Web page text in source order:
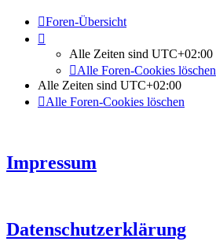
Foren-Übersicht
Alle Zeiten sind UTC+02:00
Alle Foren-Cookies löschen
Alle Zeiten sind UTC+02:00
Alle Foren-Cookies löschen
Impressum
Datenschutzerklärung